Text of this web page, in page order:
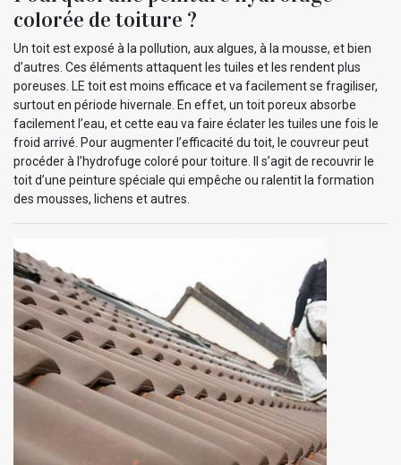
colorée de toiture ?
Un toit est exposé à la pollution, aux algues, à la mousse, et bien
d’autres. Ces éléments attaquent les tuiles et les rendent plus
poreuses. LE toit est moins efficace et va facilement se fragiliser,
surtout en période hivernale. En effet, un toit poreux absorbe
facilement l’eau, et cette eau va faire éclater les tuiles une fois le
froid arrivé. Pour augmenter l’efficacité du toit, le couvreur peut
procéder à l’hydrofuge coloré pour toiture. Il s’agit de recouvrir le
toit d’une peinture spéciale qui empêche ou ralentit la formation
des mousses, lichens et autres.